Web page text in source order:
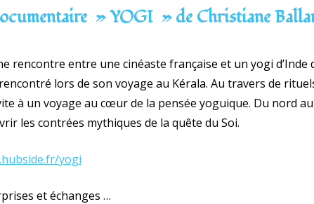
» YOGI » de Christiane
rencontre entre une cinéaste française et un yogi
lors de son voyage au Kérala. Au travers de
à un voyage au cœur de la pensée yoguique. Du nord
les contrées mythiques de la quête du Soi.
yogi
et échanges …